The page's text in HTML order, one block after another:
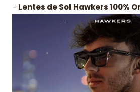
- Lentes de Sol Hawkers 100%